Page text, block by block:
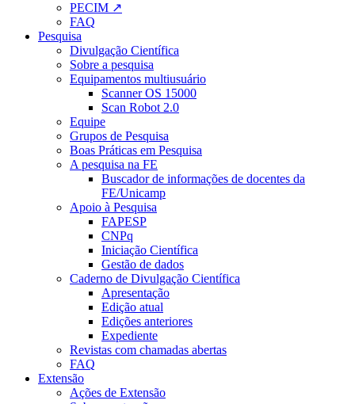
PECIM ↗
FAQ
Pesquisa
Divulgação Científica
Sobre a pesquisa
Equipamentos multiusuário
Scanner OS 15000
Scan Robot 2.0
Equipe
Grupos de Pesquisa
Boas Práticas em Pesquisa
A pesquisa na FE
Buscador de informações de docentes da
FE/Unicamp
Apoio à Pesquisa
FAPESP
CNPq
Iniciação Científica
Gestão de dados
Caderno de Divulgação Científica
Apresentação
Edição atual
Edições anteriores
Expediente
Revistas com chamadas abertas
FAQ
Extensão
Ações de Extensão